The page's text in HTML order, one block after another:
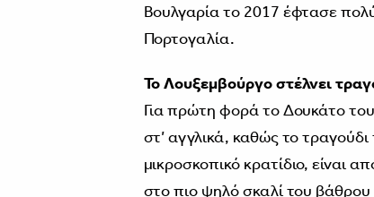
Βουλγαρία το 2017 έφτασε
Πορτογαλία.
Το Λουξεμβούργο στέλνει
Για πρώτη φορά το Δουκάτο
στ’ αγγλικά, καθώς το
μικροσκοπικό κρατίδιο, είναι
στο πιο ψηλό σκαλί του